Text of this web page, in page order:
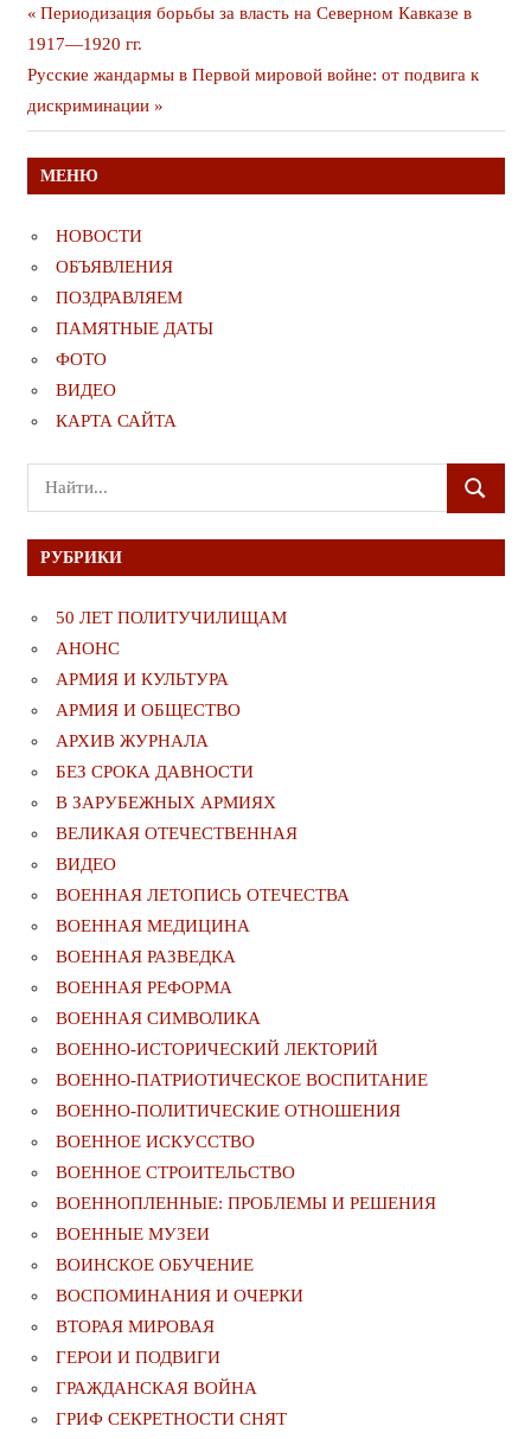
Навигация
по
записям
Предыдущая
публикация
Периодизация борьбы за власть на Северном Кавказе в
1917—1920 гг.
Следующая
публикация
Русские жандармы в Первой мировой войне: от подвига к
дискриминации
МЕНЮ
НОВОСТИ
ОБЪЯВЛЕНИЯ
ПОЗДРАВЛЯЕМ
ПАМЯТНЫЕ ДАТЫ
ФОТО
ВИДЕО
КАРТА САЙТА
Поиск
для:
ПОИСК
РУБРИКИ
50 ЛЕТ ПОЛИТУЧИЛИЩАМ
АНОНС
АРМИЯ И КУЛЬТУРА
АРМИЯ И ОБЩЕСТВО
АРХИВ ЖУРНАЛА
БЕЗ СРОКА ДАВНОСТИ
В ЗАРУБЕЖНЫХ АРМИЯХ
ВЕЛИКАЯ ОТЕЧЕСТВЕННАЯ
ВИДЕО
ВОЕННАЯ ЛЕТОПИСЬ ОТЕЧЕСТВА
ВОЕННАЯ МЕДИЦИНА
ВОЕННАЯ РАЗВЕДКА
ВОЕННАЯ РЕФОРМА
ВОЕННАЯ СИМВОЛИКА
ВОЕННО-ИСТОРИЧЕСКИЙ ЛЕКТОРИЙ
ВОЕННО-ПАТРИОТИЧЕСКОЕ ВОСПИТАНИЕ
ВОЕННО-ПОЛИТИЧЕСКИE ОТНОШЕНИЯ
ВОЕННОЕ ИСКУССТВО
ВОЕННОЕ СТРОИТЕЛЬСТВО
ВОЕННОПЛЕННЫЕ: ПРОБЛЕМЫ И РЕШЕНИЯ
ВОЕННЫЕ МУЗЕИ
ВОИНСКОЕ ОБУЧЕНИЕ
ВОСПОМИНАНИЯ И ОЧЕРКИ
ВТОРАЯ МИРОВАЯ
ГЕРОИ И ПОДВИГИ
ГРАЖДАНСКАЯ ВОЙНА
ГРИФ СЕКРЕТНОСТИ СНЯТ